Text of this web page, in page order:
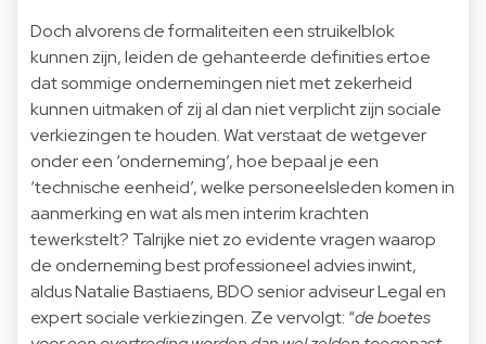
Doch alvorens de formaliteiten een struikelblok
kunnen zijn, leiden de gehanteerde definities ertoe
dat sommige ondernemingen niet met zekerheid
kunnen uitmaken of zij al dan niet verplicht zijn sociale
verkiezingen te houden. Wat verstaat de wetgever
onder een ‘onderneming’, hoe bepaal je een
‘technische eenheid’, welke personeelsleden komen in
aanmerking en wat als men interim krachten
tewerkstelt? Talrijke niet zo evidente vragen waarop
de onderneming best professioneel advies inwint,
aldus Natalie Bastiaens, BDO senior adviseur Legal en
expert sociale verkiezingen. Ze vervolgt: “de boetes